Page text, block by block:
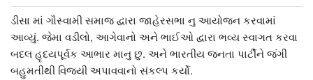
ડીસા માં ગૌસ્વામી સમાજ દ્વારા જાહેરસભા નુ આયોજન કરવામાં
આવ્યું. જેમા વડીલો, આગેવાનો અને ભાઈઓ દ્વારા ભવ્ય સ્વાગત કરવા
બદલ હૃદયપૂર્વક આભાર માનુ છુ. અને ભારતીય જનતા પાર્ટીને જંગી
બહુમતીથી વિજયી અપાવવાનો સંકલ્પ કર્યો.